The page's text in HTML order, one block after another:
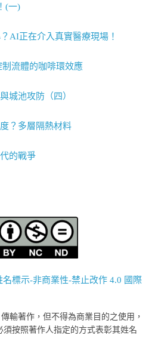
(一)
AI正在介入真實醫療現場！
流體的咖啡環效應
城池攻防（四）
？多層隔熱材料
的戰爭
名標示-非商業性-禁止改作 4.0 國際
輸著作，但不得為商業目的之使用，
按照著作人指定的方式表彰其姓名